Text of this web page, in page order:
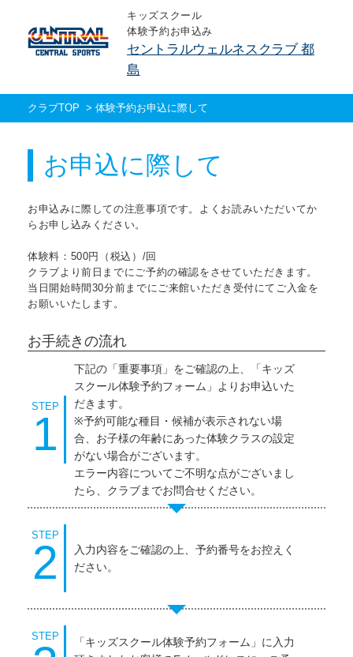
キッズスクール
体験予約お申込み
セントラルウェルネスクラブ 都
島
クラブTOP > 体験予約お申込に際して
お申込に際して
お申込みに際しての注意事項です。よくお読みいただいてか
らお申し込みください。
体験料：500円（税込）/回
クラブより前日までにご予約の確認をさせていただきます。
当日開始時間30分前までにご来館いただき受付にてご入金を
お願いいたします。
お手続きの流れ
STEP
1
下記の「重要事項」をご確認の上、「キッズ
スクール体験予約フォーム」よりお申込いた
だきます。
※予約可能な種目・候補が表示されない場
合、お子様の年齢にあった体験クラスの設定
がない場合がございます。
エラー内容についてご不明な点がございまし
たら、クラブまでお問合せください。
STEP
2
入力内容をご確認の上、予約番号をお控えく
ださい。
STEP
「キッズスクール体験予約フォーム」に入力